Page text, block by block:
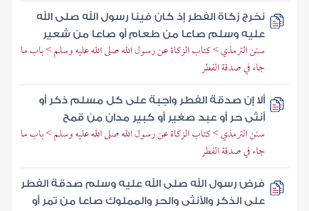
نخرج زكاة الفطر إذ كان فينا رسول الله صلى الله
عليه وسلم صاعا من طعام أو صاعا من شعير
سنن الترمذي > كتاب الزكاة عن رسول الله صلى الله عليه وسلم > باب ما
جاء في صدقة الفطر
ألا إن صدقة الفطر واجبة على كل مسلم ذكر أو
أنثى حر أو عبد صغير أو كبير مدان من قمح
سنن الترمذي > كتاب الزكاة عن رسول الله صلى الله عليه وسلم > باب ما
جاء في صدقة الفطر
فرض رسول الله صلى الله عليه وسلم صدقة الفطر
على الذكر والأنثى والحر والمملوك صاعا من تمر أو